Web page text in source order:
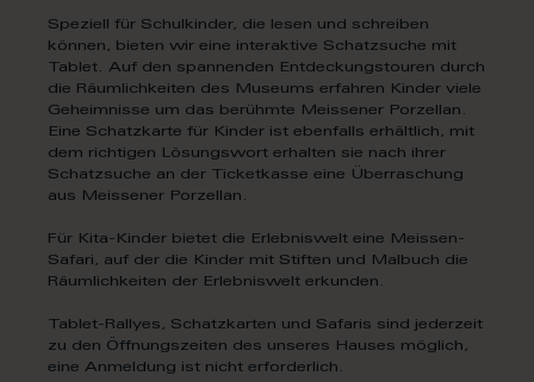
Speziell für Schulkinder, die lesen und schreiben
können, bieten wir eine interaktive Schatzsuche mit
Tablet. Auf den spannenden Entdeckungstouren durch
die Räumlichkeiten des Museums erfahren Kinder viele
Geheimnisse um das berühmte Meissener Porzellan.
Eine Schatzkarte für Kinder ist ebenfalls erhältlich, mit
dem richtigen Lösungswort erhalten sie nach ihrer
Schatzsuche an der Ticketkasse eine Überraschung
aus Meissener Porzellan.
Für Kita-Kinder bietet die Erlebniswelt eine Meissen-
Safari, auf der die Kinder mit Stiften und Malbuch die
Räumlichkeiten der Erlebniswelt erkunden.
Tablet-Rallyes, Schatzkarten und Safaris sind jederzeit
zu den Öffnungszeiten des unseres Hauses möglich,
eine Anmeldung ist nicht erforderlich.